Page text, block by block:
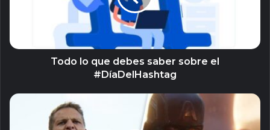
#DíaDelHashtag
Todo lo que debes saber sobre el
#DíaDelHashtag
Santos
‘Avengers’,